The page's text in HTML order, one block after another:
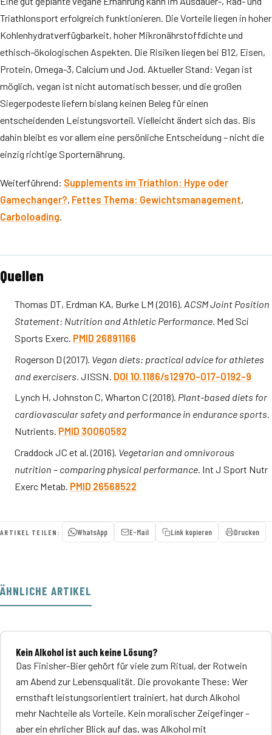
Triathlonsport erfolgreich funktionieren. Die Vorteile liegen in hoher
Kohlenhydratverfügbarkeit, hoher Mikronährstoffdichte und
ethisch-ökologischen Aspekten. Die Risiken liegen bei B12, Eisen,
Protein, Omega-3, Calcium und Jod. Aktueller Stand: Vegan ist
möglich, vegan ist nicht automatisch besser, und die großen
Siegerpodeste liefern bislang keinen Beleg für einen
entscheidenden Leistungsvorteil. Vielleicht ändert sich das. Bis
dahin bleibt es vor allem eine persönliche Entscheidung – nicht die
einzig richtige Sporternährung.
Weiterführend: Supplements im Triathlon: Hype oder
Gamechanger?, Fettes Thema: Gewichtsmanagement,
Carboloading.
Quellen
Thomas DT, Erdman KA, Burke LM (2016).ACSM Joint Position
Statement: Nutrition and Athletic Performance. Med Sci
Sports Exerc. PMID 26891166
Rogerson D (2017). Vegan diets: practical advice for athletes
and exercisers. JISSN. DOI 10.1186/s12970-017-0192-9
Lynch H, Johnston C, Wharton C (2018). Plant-based diets for
cardiovascular safety and performance in endurance sports.
Nutrients. PMID 30060582
Craddock JC et al. (2016). Vegetarian and omnivorous
nutrition – comparing physical performance. Int J Sport Nutr
Exerc Metab. PMID 26568522
ARTIKEL TEILEN: WhatsApp E-Mail Link kopieren Drucken
ÄHNLICHE ARTIKEL
Kein Alkohol ist auch keine Lösung?
Das Finisher-Bier gehört für viele zum Ritual, der Rotwein
am Abend zur Lebensqualität. Die provokante These: Wer
ernsthaft leistungsorientiert trainiert, hat durch Alkohol
mehr Nachteile als Vorteile. Kein moralischer Zeigefinger –
aber ein ehrlicher Blick auf das, was Alkohol mit